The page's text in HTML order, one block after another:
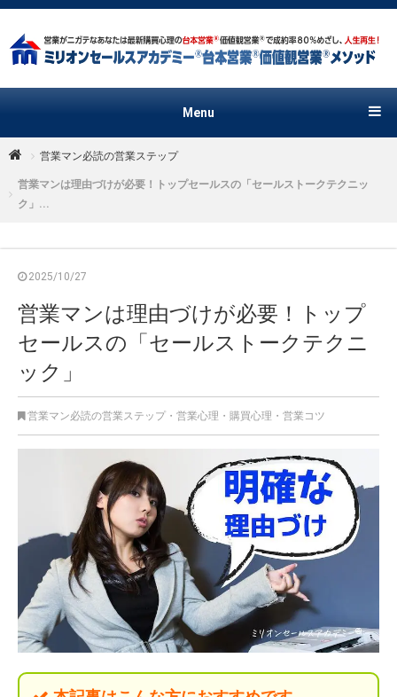
Menu
営業マン必読の営業ステップ
営業マンは理由づけが必要！トップセールスの「セールストークテクニッ
ク」...
2025/10/27
営業マンは理由づけが必要！トップ
セールスの「セールストークテクニ
ック」
営業マン必読の営業ステップ ・ 営業心理・購買心理 ・ 営業コツ